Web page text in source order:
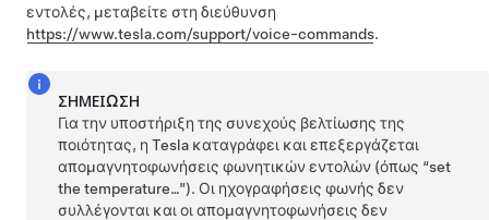
εντολές, μεταβείτε στη διεύθυνση
https://www.tesla.com/support/voice-commands.
ΣΗΜΕΊΩΣΗ
Για την υποστήριξη της συνεχούς βελτίωσης της
ποιότητας, η Tesla καταγράφει και επεξεργάζεται
απομαγνητοφωνήσεις φωνητικών εντολών (όπως “set
the temperature…”). Οι ηχογραφήσεις φωνής δεν
συλλέγονται και οι απομαγνητοφωνήσεις δεν